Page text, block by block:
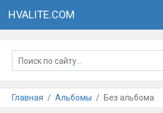
HVALITE.COM
Главная Альбомы Без альбома